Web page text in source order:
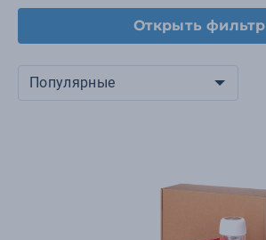
Открыть фильтр
Популярные